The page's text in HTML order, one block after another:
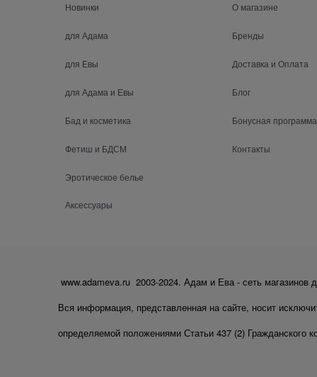
Новинки
для Адама
для Евы
для Адама и Евы
Бад и косметика
Фетиш и БДСМ
Эротическое белье
Аксессуары
О магазине
Бренды
Доставка и Оплата
Блог
Бонусная программа
Контакты
www.adameva.ru 2003-2024. Адам и Ева - сеть
Вся информация, представленная на сайте, носит
определяемой положениями Статьи 437 (2) Гражданского